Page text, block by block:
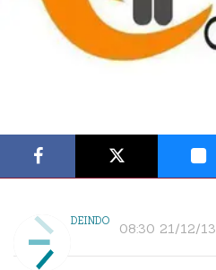
DEINDO 08:30 21/12/13